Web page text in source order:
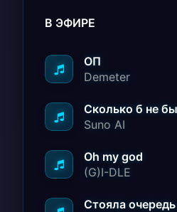
В ЭФИРЕ
ОП
Demeter
Suno AI
Oh my god
(G)I-DLE